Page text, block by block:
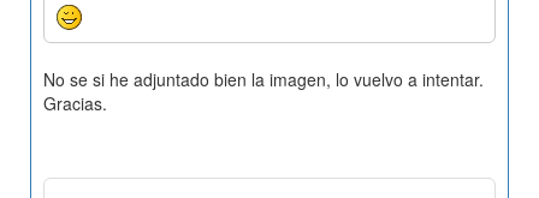
No se si he adjuntado bien la imagen, lo vuelvo a intentar.
Gracias.